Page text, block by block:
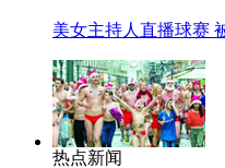
美女主持人直播球赛
热点新闻